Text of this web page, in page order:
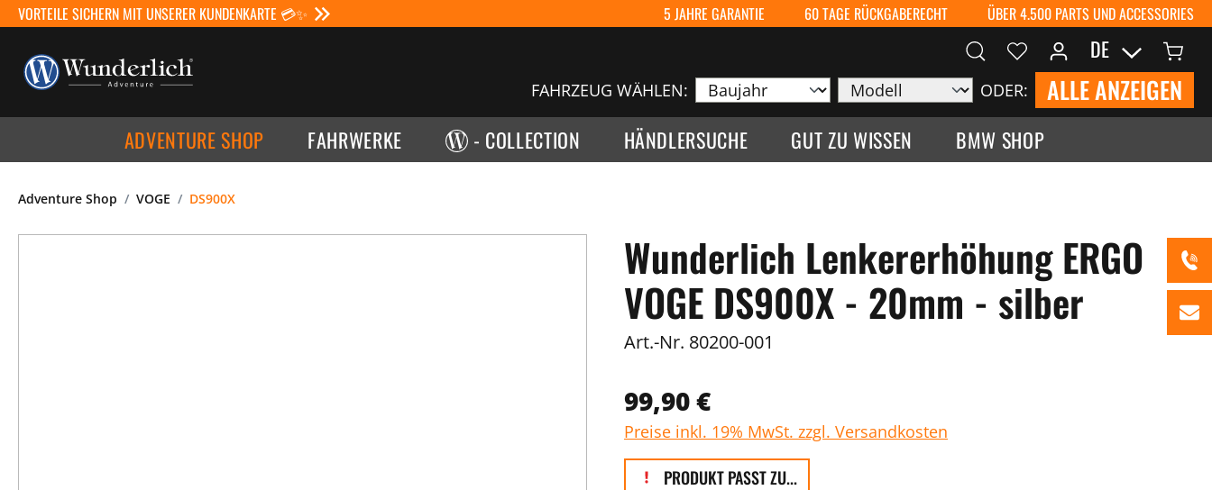
VORTEILE SICHERN MIT UNSERER KUNDENKARTE 💳✨ 5 JAHRE GARANTIE 60 TAGE RÜCKGABERECHT ÜBER 4.500 PARTS UND ACCESSORIES
FAHRZEUG WÄHLEN: ODER: ALLE ANZEIGEN
DE
ADVENTURE SHOP FAHRWERKE - COLLECTION HÄNDLERSUCHE GUT ZU WISSEN BMW SHOP
Adventure Shop VOGE DS900X
Wunderlich Lenkererhöhung ERGO
VOGE DS900X - 20mm - silber
Art.-Nr. 80200-001
99,90 €
Preise inkl. 19% MwSt. zzgl. Versandkosten
PRODUKT PASST ZU...